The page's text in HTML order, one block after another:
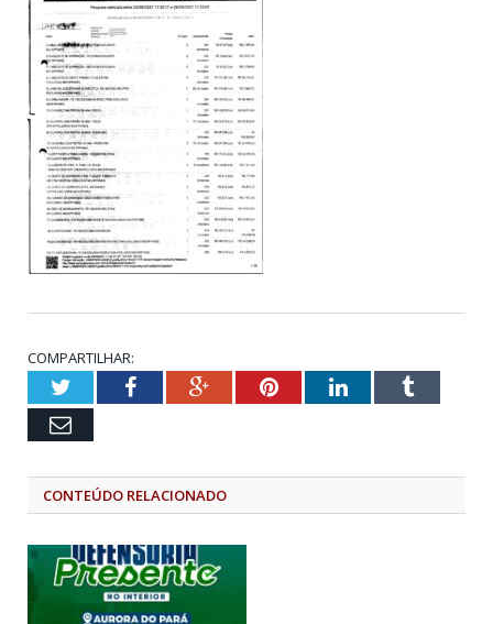
COMPARTILHAR:
TwitterFacebookGoogle+PinterestLinkedInTumblr
Email
CONTEÚDO RELACIONADO